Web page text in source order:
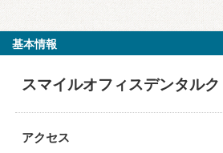
基本情報
スマイルオフィスデンタル
アクセス